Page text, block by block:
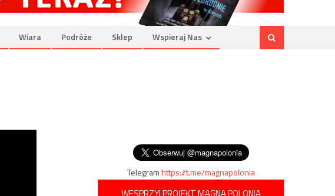
Wiara Podróże Sklep Wspieraj Nas
Telegramhttps://t.me/magnapolonia